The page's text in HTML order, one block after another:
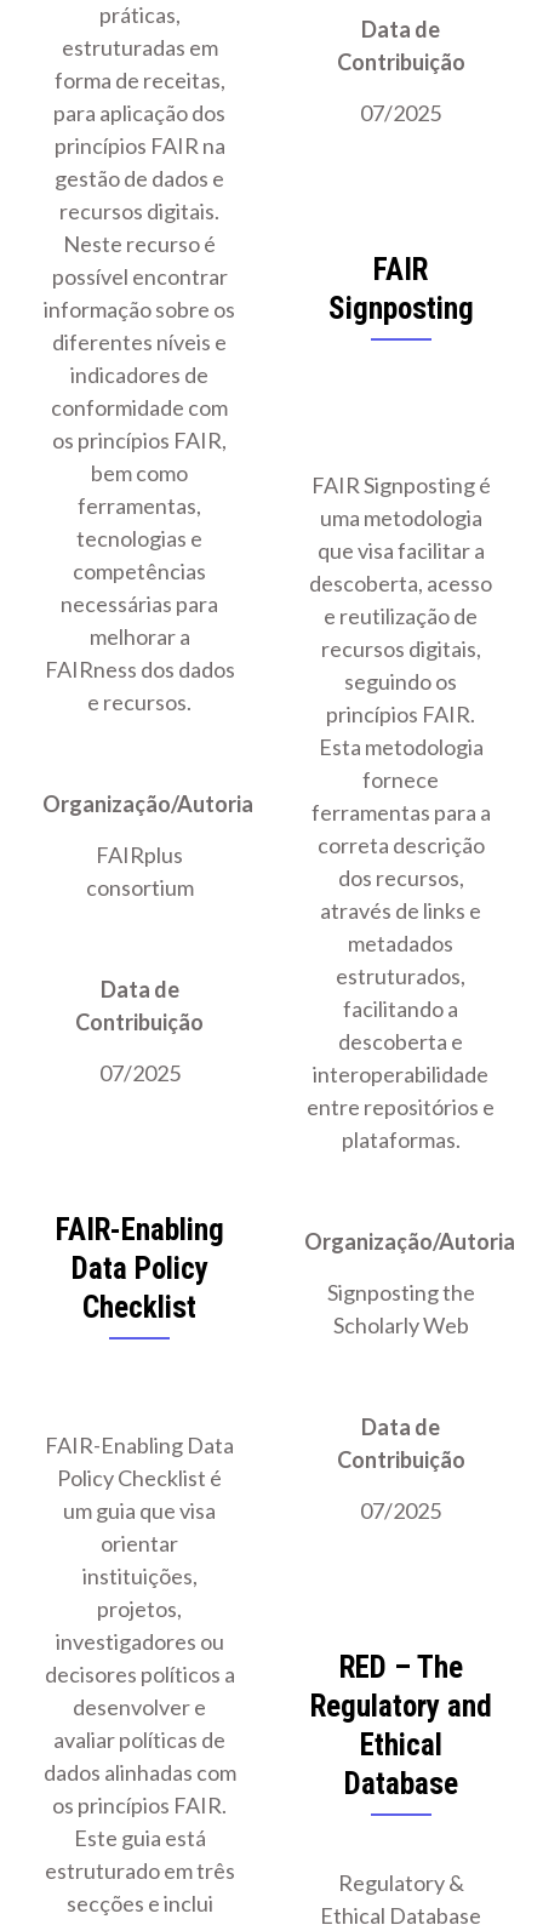
Data de
Contribuição
07/2025
práticas,
estruturadas em
forma de receitas,
para aplicação dos
princípios FAIR na
gestão de dados e
recursos digitais.
Neste recurso é
possível encontrar
informação sobre os
diferentes níveis e
indicadores de
conformidade com
os princípios FAIR,
bem como
ferramentas,
tecnologias e
competências
necessárias para
melhorar a
FAIRness dos dados
e recursos.
Organização/Autoria
FAIRplus
consortium
Data de
Contribuição
07/2025
FAIR
Signposting
FAIR Signposting é
uma metodologia
que visa facilitar a
descoberta, acesso
e reutilização de
recursos digitais,
seguindo os
princípios FAIR.
Esta metodologia
fornece
ferramentas para a
correta descrição
dos recursos,
através de links e
metadados
estruturados,
facilitando a
descoberta e
interoperabilidade
entre repositórios e
plataformas.
Organização/Autoria
Signposting the
Scholarly Web
Data de
Contribuição
07/2025
FAIR-Enabling
Data Policy
Checklist
FAIR-Enabling Data
Policy Checklist é
um guia que visa
orientar
instituições,
projetos,
investigadores ou
decisores políticos a
desenvolver e
avaliar políticas de
dados alinhadas com
os princípios FAIR.
Este guia está
estruturado em três
secções e inclui
RED – The
Regulatory and
Ethical
Database
Regulatory &
Ethical Database